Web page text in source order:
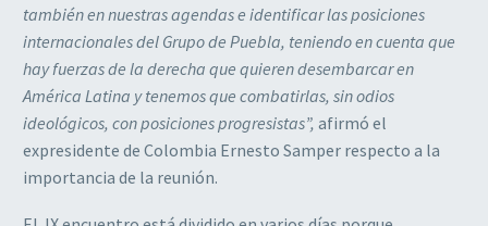
también en nuestras agendas e identificar las posiciones
internacionales del Grupo de Puebla, teniendo en cuenta que
hay fuerzas de la derecha que quieren desembarcar en
América Latina y tenemos que combatirlas, sin odios
ideológicos, con posiciones progresistas”, afirmó el
expresidente de Colombia Ernesto Samper respecto a la
importancia de la reunión.